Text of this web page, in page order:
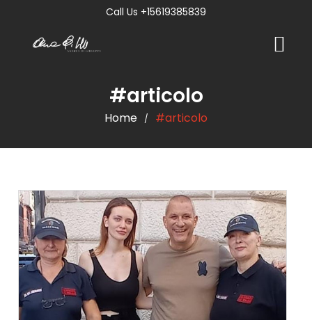
Call Us +15619385839
#articolo
Home / #articolo